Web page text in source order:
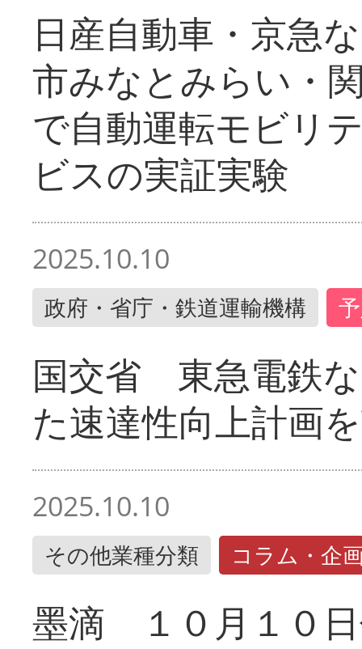
日産自動車・京急
市みなとみらい・
で自動運転モビリ
ビスの実証実験
2025.10.10
政府・省庁・鉄道運輸機構
国交省 東急電鉄
た速達性向上計画
2025.10.10
その他業種分類 コラム・企
墨滴 １０月１０